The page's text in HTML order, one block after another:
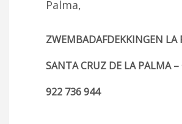
Palma,
ZWEMBADAFDEKKINGEN LA
SANTA CRUZ DE LA PALMA
922 736 944